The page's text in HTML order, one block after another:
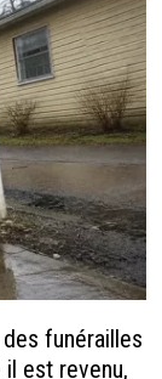
funérailles
est revenu,